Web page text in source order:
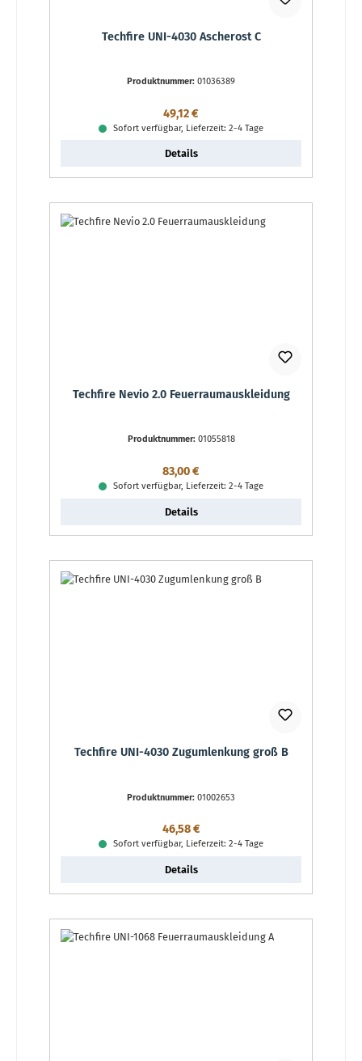
Techfire UNI-4030 Ascherost C
Produktnummer: 01036389
Regulärer Preis:
49,12 €
Sofort verfügbar, Lieferzeit: 2-4 Tage
Details
Techfire Nevio 2.0 Feuerraumauskleidung
Produktnummer: 01055818
Regulärer Preis:
83,00 €
Sofort verfügbar, Lieferzeit: 2-4 Tage
Details
Techfire UNI-4030 Zugumlenkung groß B
Produktnummer: 01002653
Regulärer Preis:
46,58 €
Sofort verfügbar, Lieferzeit: 2-4 Tage
Details